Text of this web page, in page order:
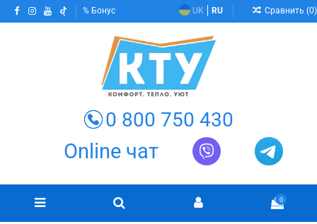
Бонус UK RU Сравнить (0)
0 800 750 430
Online чат
0